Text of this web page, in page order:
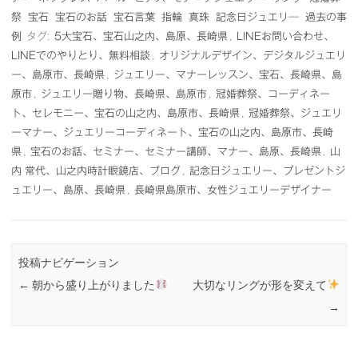
祭
宝石 宝石のお話 宝石言葉 指輪 真珠 記念日ジュエリ―
過去の事
例
タグ: 5大宝石、宝石山之内、島原、長崎県
LINEお問い合わせ、
LINEでのやりとり、無料相談
オリジナルデザイン、デジタルジュエリ
ー、島原市、長崎県
ジュエリー、マナーレッスン、宝石、長崎県、島
原市
ジュエリー贈り物、長崎県、島原市
冠婚葬祭、コーディネー
ト、セレモニー、宝石の山之内、島原市、長崎県
冠婚葬祭、ジュエリ
ーマナー、ジュエリーコーディネート、宝石の山之内、島原市、長崎
県
宝石のお話、セミナー、セミナー講師、マナー、島原、長崎県
山
内 常代、山之内時計眼鏡店、ブログ
記念日ジュエリー、プレゼントジ
ュエリー、島原、長崎県
長崎県島原市、女性ジュエリーデザイナー
投稿ナビゲーション
← 朝から盛り上がりました
大切なリングが形を変えて
→